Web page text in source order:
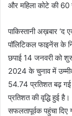
और महिला कोटे की 60
पाकिस्तानी अख़बार ‘द
पॉलिटिकल फाइनेंस के
छपाई 14 जनवरी को
2024 के चुनाव में
54.74 प्रतिशत बढ़
प्रतिशत की वृद्धि हुई
सफलतापूर्वक पहुंचा दिए